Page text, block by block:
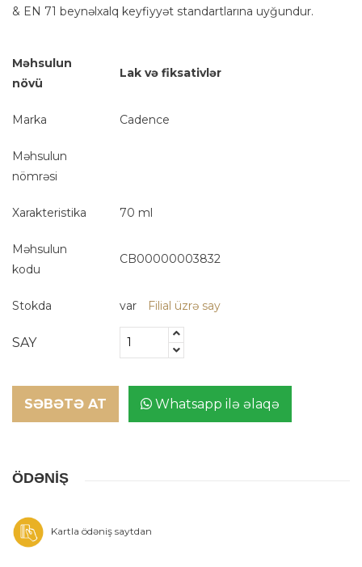
& EN 71 beynəlxalq keyfiyyət standartlarına uyğundur.
Məhsulun
növü
Lak və fiksativlər
Marka Cadence
Məhsulun
nömrəsi
Xarakteristika 70 ml
Məhsulun
kodu
CB00000003832
Stokda var Filial üzrə say
SAY
SƏBƏTƏ AT Whatsapp ilə əlaqə
ÖDƏNİŞ
Kartla ödəniş saytdan